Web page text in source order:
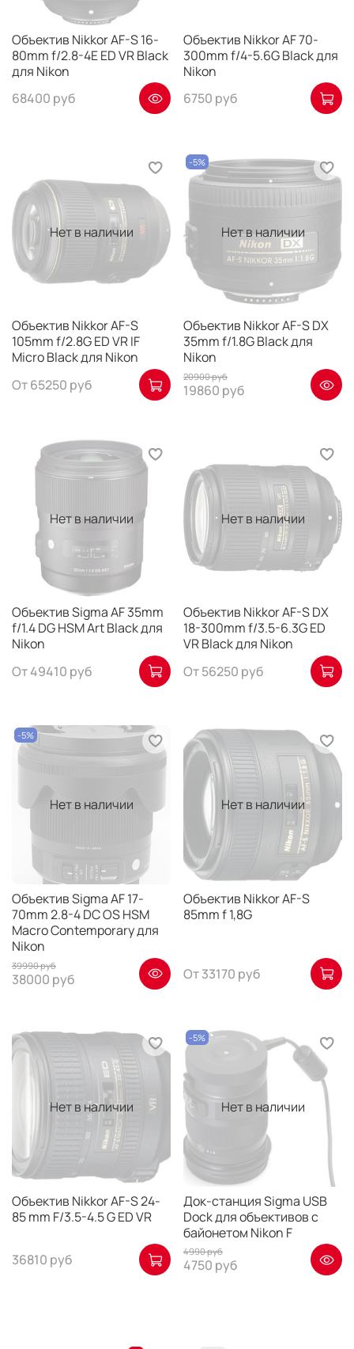
Объектив Nikkor AF-S 16-
80mm f/2.8-4E ED VR Black
для Nikon
68400 руб
Объектив Nikkor AF 70-
300mm f/4-5.6G Black для
Nikon
6750 руб
Нет в наличии
Объектив Nikkor AF-S
105mm f/2.8G ED VR IF
Micro Black для Nikon
От65250 руб
Нет в наличии
-5%
Объектив Nikkor AF-S DX
35mm f/1.8G Black для
Nikon
20900 руб
19860 руб
Нет в наличии
Объектив Sigma AF 35mm
f/1.4 DG HSM Art Black для
Nikon
От49410 руб
Нет в наличии
Объектив Nikkor AF-S DX
18-300mm f/3.5-6.3G ED
VR Black для Nikon
От56250 руб
Нет в наличии
-5%
Объектив Sigma AF 17-
70mm 2.8-4 DC OS HSM
Macro Contemporary для
Nikon
39990 руб
38000 руб
Нет в наличии
Объектив Nikkor AF-S
85mm f 1,8G
От33170 руб
Нет в наличии
Объектив Nikkor AF-S 24-
85 mm F/3.5-4.5 G ED VR
36810 руб
Нет в наличии
-5%
Док-станция Sigma USB
Dock для объективов с
байонетом Nikon F
4990 руб
4750 руб